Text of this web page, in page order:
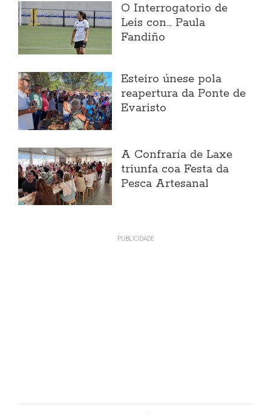
O Interrogatorio de
Leis con... Paula
Fandiño
Esteiro únese pola
reapertura da Ponte de
Evaristo
A Confraría de Laxe
triunfa coa Festa da
Pesca Artesanal